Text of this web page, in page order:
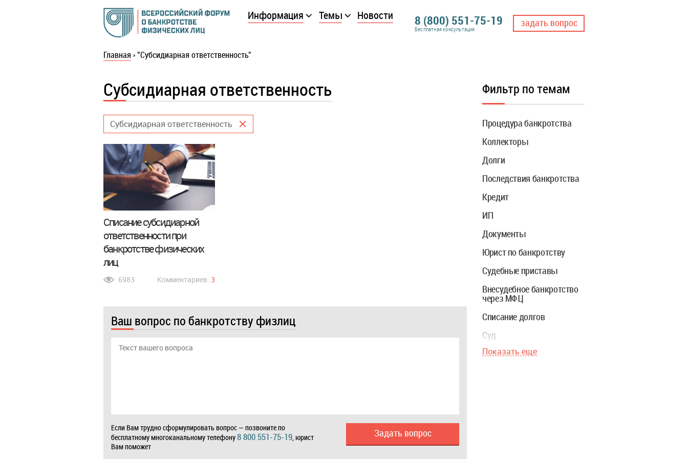
Информация Темы Новости 8 (800) 551-75-19
Бесплатная консультация
задать вопрос
Главная › "Субсидиарная ответственность"
Субсидиарная ответственность
Субсидиарная ответственность
Списание субсидиарной
ответственности при
банкротстве физических
лиц
6983 Комментариев: 3
Ваш вопрос по банкротству физлиц
Если Вам трудно сформулировать вопрос — позвоните по
бесплатному многоканальному телефону8 800 551-75-19, юрист
Вам поможет
Задать вопрос
Фильтр по темам
Внесудебное банкротство
через МФЦ
Документы
Долги
ИП
Коллекторы
Кредит
Последствия банкротства
Процедура банкротства
Списание долгов
Стоимость банкротства
Суд
Судебные приставы
Юрист по банкротству
Показать еще